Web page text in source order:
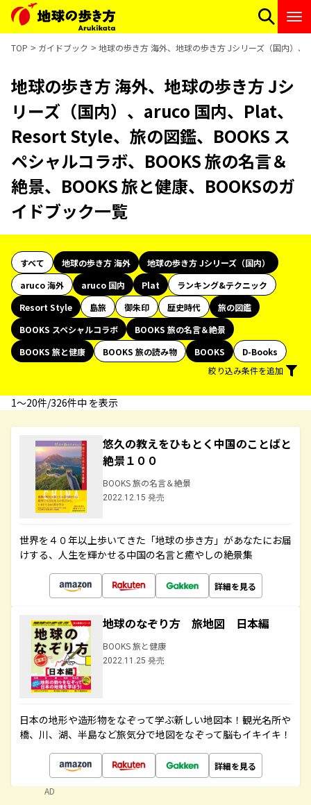
TOP ガイドブック 地球の歩き方 海外、地球の歩き方 Jシリーズ（国内）
地球の歩き方 海外、地球の歩き方 Jシ
リーズ（国内）、aruco 国内、Plat、
Resort Style、旅の図鑑、BOOKS ス
ペシャルコラボ、BOOKS 旅の名言＆
絶景、BOOKS 旅と健康、BOOKSのガ
イドブック一覧
すべて 地球の歩き方 海外
地球の歩き方 Jシリーズ（国内）
aruco 海外
aruco 国内 Plat
ランキング&テクニック
Resort Style
島旅 御朱印 歴史時代
旅の図鑑
BOOKS スペシャルコラボ
BOOKS 旅の名言＆絶景
BOOKS 旅と健康
BOOKS 旅の読み物 BOOKS
D-Books
絞り込み条件を追加
1〜20件/326件中 を表示
悠久の教えをひもとく中国のことばと
絶景１００
BOOKS 旅の名言＆絶景
2022.12.15 発売
世界を４０年以上歩いてきた「地球の歩き方」があなたにお届
けする、人生を輝かせる中国の名言と癒やしの絶景集
詳細を見る
地球のなぞり方 旅地図 日本編
BOOKS 旅と健康
2022.11.25 発売
日本の地形や造形物をなぞって学ぶ新しい地図本！観光名所や
橋、川、湖、半島など旅気分で地図をなぞって脳もイキイキ！
詳細を見る
AD